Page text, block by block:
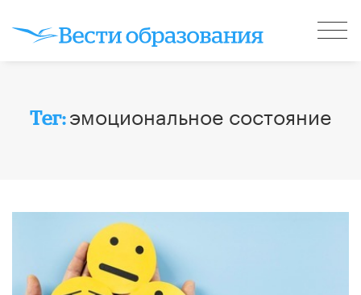
Тег:эмоциональное состояние